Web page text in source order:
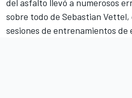
del asfalto llevó a numerosos
sobre todo de Sebastian
sesiones de entrenamientos de